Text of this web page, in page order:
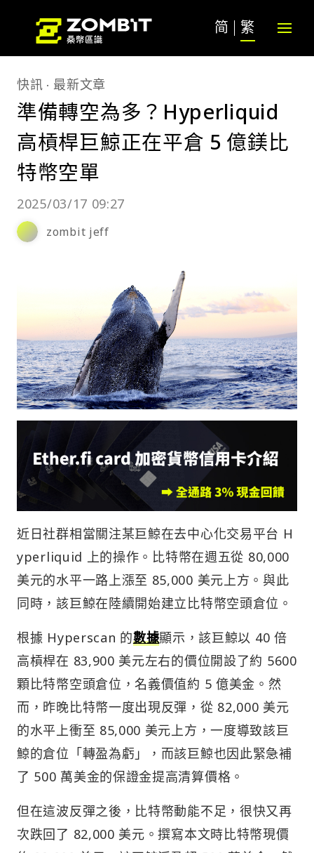
简 繁
快訊 最新文章
準備轉空為多？Hyperliquid
高槓桿巨鯨正在平倉 5 億鎂比
特幣空單
2025/03/17 09:27
zombit jeff
近日社群相當關注某巨鯨在去中心化交易平台 H
yperliquid 上的操作。比特幣在週五從 80,000
美元的水平一路上漲至 85,000 美元上方。與此
同時，該巨鯨在陸續開始建立比特幣空頭倉位。
根據 Hyperscan 的數據顯示，該巨鯨以 40 倍
高槓桿在 83,900 美元左右的價位開設了約 5600
顆比特幣空頭倉位，名義價值約 5 億美金。然
而，昨晚比特幣一度出現反彈，從 82,000 美元
的水平上衝至 85,000 美元上方，一度導致該巨
鯨的倉位「轉盈為虧」，而該巨鯨也因此緊急補
了 500 萬美金的保證金提高清算價格。
但在這波反彈之後，比特幣動能不足，很快又再
次跌回了 82,000 美元。撰寫本文時比特幣現價